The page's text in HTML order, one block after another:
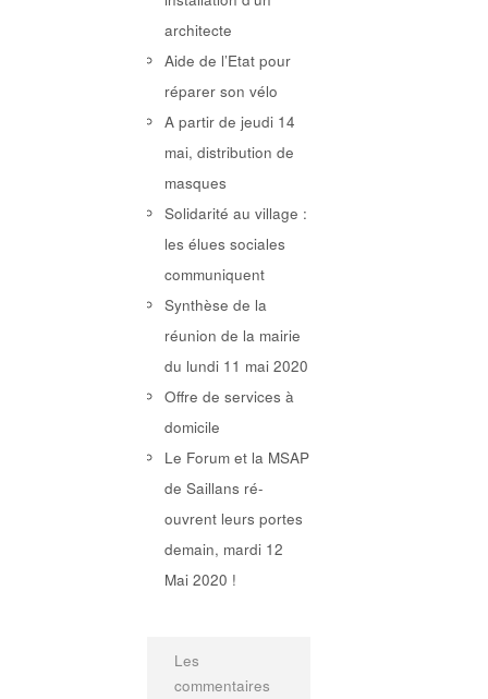
architecte
Aide de l’Etat pour
réparer son vélo
A partir de jeudi 14
mai, distribution de
masques
Solidarité au village :
les élues sociales
communiquent
Synthèse de la
réunion de la mairie
du lundi 11 mai 2020
Offre de services à
domicile
Le Forum et la MSAP
de Saillans ré-
ouvrent leurs portes
demain, mardi 12
Mai 2020 !
Les
commentaires